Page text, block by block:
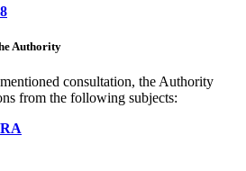
Authority
consultation, the Authority
from the following subjects: